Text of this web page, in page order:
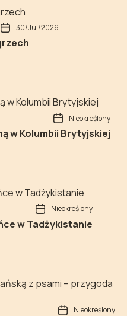
30/Jul/2026
Nieokreślony
w Kolumbii Brytyjskiej
Nieokreślony
w Tadżykistanie
Nieokreślony